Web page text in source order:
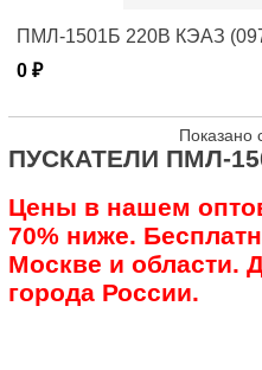
ПМЛ-1501Б 220В КЭАЗ
0 ₽
Показано
ПУСКАТЕЛИ ПМЛ-
Цены в нашем
70% ниже.
Москве и области.
города России.